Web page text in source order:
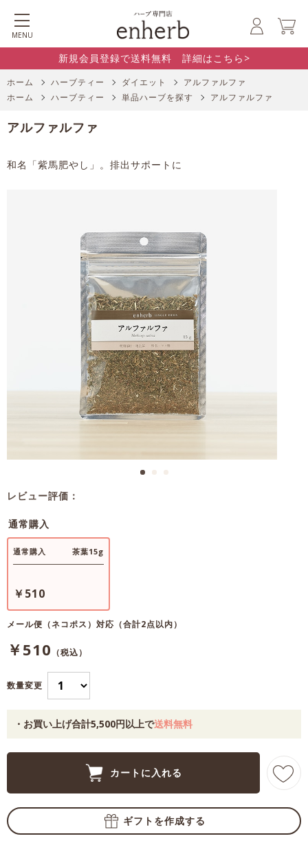
MENU
新規会員登録で送料無料 詳細はこちら>
ホーム ハーブティー ダイエット
アルファルファ
ホーム
ハーブティー 単品ハーブを探す アルファルファ
和名「紫馬肥やし」。排出サポートに
アルファルファ
レビュー評価：
通常購入
通常購入 茶葉15g
￥510
￥510 （税込）
数量変更
・お買い上げ合計5,500円以上で送料無料
メール便（ネコポス）対応（合計2点以内）